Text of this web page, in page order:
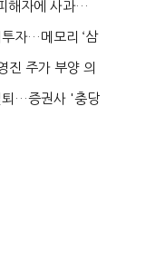
해자에 사과…
자…메모리 ‘삼
진 주가 부양 의
퇴…증권사 '충당